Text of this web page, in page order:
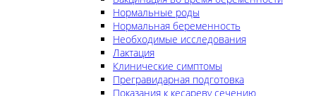
Нормальные роды
Нормальная беременность
Необходимые исследования
Лактация
Клинические симптомы
Прегравидарная подготовка
Показания к кесареву сечению